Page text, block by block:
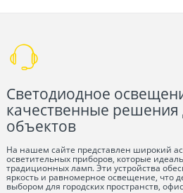
Светодиодное
качественные
объектов
На нашем сайте представлен широкий
осветительных приборов, которые
традиционных ламп. Эти устройства
яркость и равномерное освещение, что
выбором для городских пространств,